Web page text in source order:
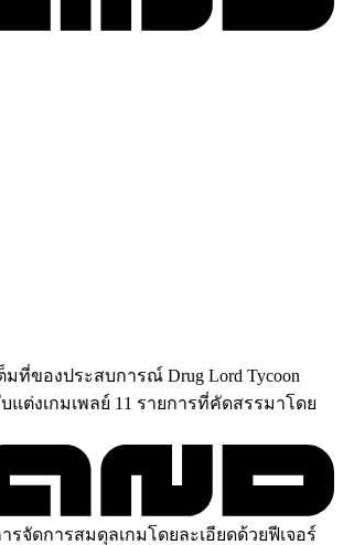
ที่ของประสบการณ์ Drug Lord Tycoon
ต่งเกมเพลย์ 11 รายการที่คัดสรรมาโดย
รจัดการสมดุลเกมโดยละเอียดด้วยฟีเจอร์